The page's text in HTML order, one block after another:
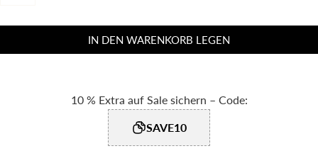
IN DEN WARENKORB LEGEN
10 % Extra auf Sale sichern – Code:
SAVE10